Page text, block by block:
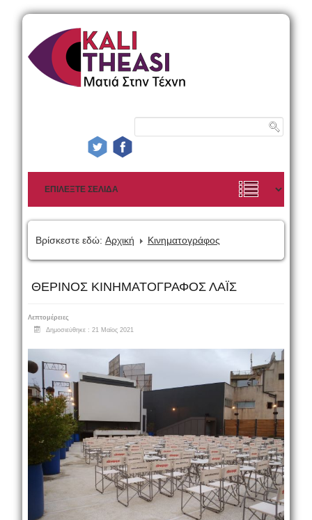
Βρίσκεστε εδώ: Αρχική Κινηματογράφος
ΘΕΡΙΝΟΣ ΚΙΝΗΜΑΤΟΓΡΑΦΟΣ ΛΑΪΣ
Λεπτομέρειες
Δημοσιεύθηκε : 21 Μαϊος 2021